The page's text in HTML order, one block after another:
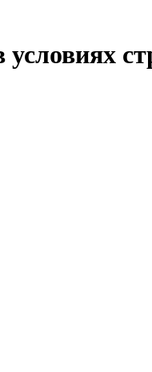
условиях